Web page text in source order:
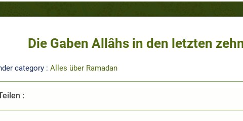
Die Gaben Allâhs in den letzten
category : Alles über Ramadan
: